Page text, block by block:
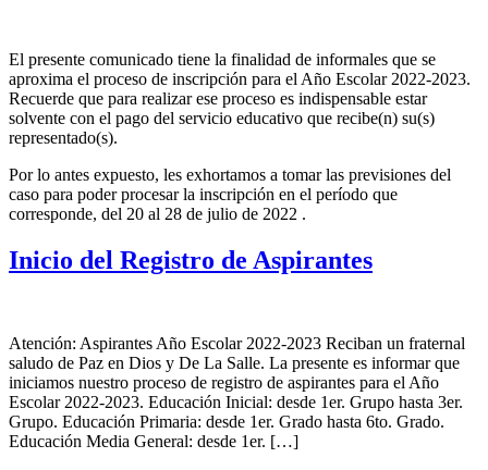
El presente comunicado tiene la finalidad de informales que se
aproxima el proceso de inscripción para el Año Escolar 2022-2023.
Recuerde que para realizar ese proceso es indispensable estar
solvente con el pago del servicio educativo que recibe(n) su(s)
representado(s).
Por lo antes expuesto, les exhortamos a tomar las previsiones del
caso para poder procesar la inscripción en el período que
corresponde, del 20 al 28 de julio de 2022 .
Inicio del Registro de Aspirantes
Atención: Aspirantes Año Escolar 2022-2023 Reciban un fraternal
saludo de Paz en Dios y De La Salle. La presente es informar que
iniciamos nuestro proceso de registro de aspirantes para el Año
Escolar 2022-2023. Educación Inicial: desde 1er. Grupo hasta 3er.
Grupo. Educación Primaria: desde 1er. Grado hasta 6to. Grado.
Educación Media General: desde 1er. […]